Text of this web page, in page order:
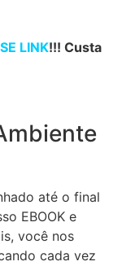
LINK!!! Custa
até o final
EBOOK e
você nos
cada vez